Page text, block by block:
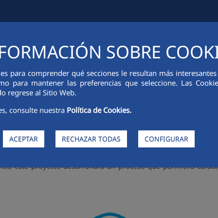
SOBRE
para comprender qué secciones le resultan más
para mantener las preferencias que seleccione. Las
regrese al Sitio Web.
consulte nuestra Política de Cookies.
ACEPTAR RECHAZAR TODAS CONFIGURAR
FINANCIERA INNOVACIÓN SOSTENIBILIDAD PERSONAS
y desarrollo de un
desechadas
el contexto del brote de COVID-19, el innovador proyecto
este proyecto desarrollará un proceso que permitirá